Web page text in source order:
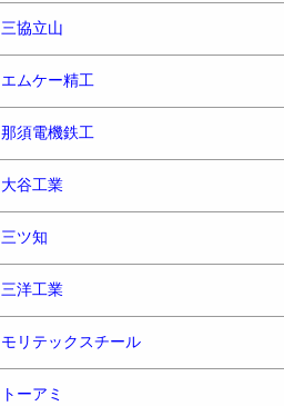
三協立山
エムケー精工
那須電機鉄工
大谷工業
三ツ知
三洋工業
モリテックスチール
トーアミ